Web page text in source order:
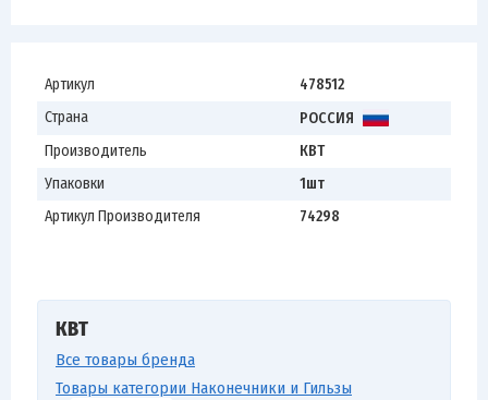
Артикул
478512
Страна
РОССИЯ
Производитель
КВТ
Упаковки
1шт
Артикул Производителя
74298
КВТ
Все товары бренда
Товары категории Наконечники и Гильзы